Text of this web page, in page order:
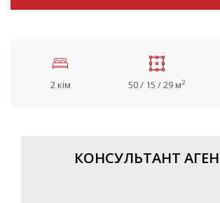
2 кім 50 / 15 / 29 м2
КОНСУЛЬТАНТ